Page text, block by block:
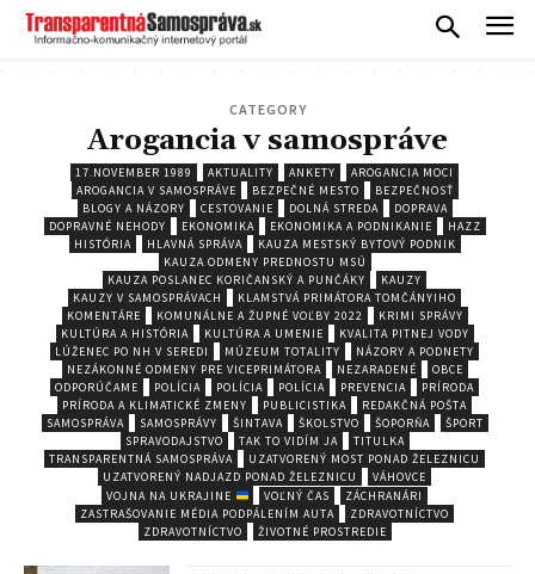
CATEGORY
Arogancia v samospráve
17.NOVEMBER 1989 AKTUALITY ANKETY
AROGANCIA MOCI
AROGANCIA V SAMOSPRÁVE
BEZPEČNÉ MESTO
BEZPEČNOSŤ
BLOGY A NÁZORY
CESTOVANIE DOLNÁ STREDA
DOPRAVA
DOPRAVNÉ NEHODY
EKONOMIKA EKONOMIKA A PODNIKANIE
HAZZ
HISTÓRIA
HLAVNÁ SPRÁVA
KAUZA MESTSKÝ BYTOVÝ PODNIK
KAUZA ODMENY PREDNOSTU MSÚ
KAUZA POSLANEC KORIČANSKÝ A PUNČÁKY
KAUZY
KAUZY V SAMOSPRÁVACH
KLAMSTVÁ PRIMÁTORA TOMČÁNYIHO
KOMENTÁRE
KOMUNÁLNE A ŽUPNÉ VOĽBY 2022
KRIMI SPRÁVY
KULTÚRA A HISTÓRIA
KULTÚRA A UMENIE
KVALITA PITNEJ VODY
LÚŽENEC PO NH V SEREDI
MÚZEUM TOTALITY
NÁZORY A PODNETY
NEZÁKONNÉ ODMENY PRE VICEPRIMÁTORA
NEZARADENÉ
OBCE
ODPORÚČAME
POLÍCIA POLÍCIA POLÍCIA PREVENCIA
PRÍRODA
PRÍRODA A KLIMATICKÉ ZMENY
PUBLICISTIKA
REDAKČNÁ POŠTA
SAMOSPRÁVA
SAMOSPRÁVY ŠINTAVA ŠKOLSTVO ŠOPORŇA
ŠPORT
SPRAVODAJSTVO
TAK TO VIDÍM JA
TITULKA
TRANSPARENTNÁ SAMOSPRÁVA
UZATVORENÝ MOST PONAD ŽELEZNICU
UZATVORENÝ NADJAZD PONAD ŽELEZNICU
VÁHOVCE
VOJNA NA UKRAJINE
VOĽNÝ ČAS
ZÁCHRANÁRI
ZASTRAŠOVANIE MÉDIA PODPÁLENÍM AUTA
ZDRAVOTNÍCTVO
ZDRAVOTNÍCTVO
ŽIVOTNÉ PROSTREDIE